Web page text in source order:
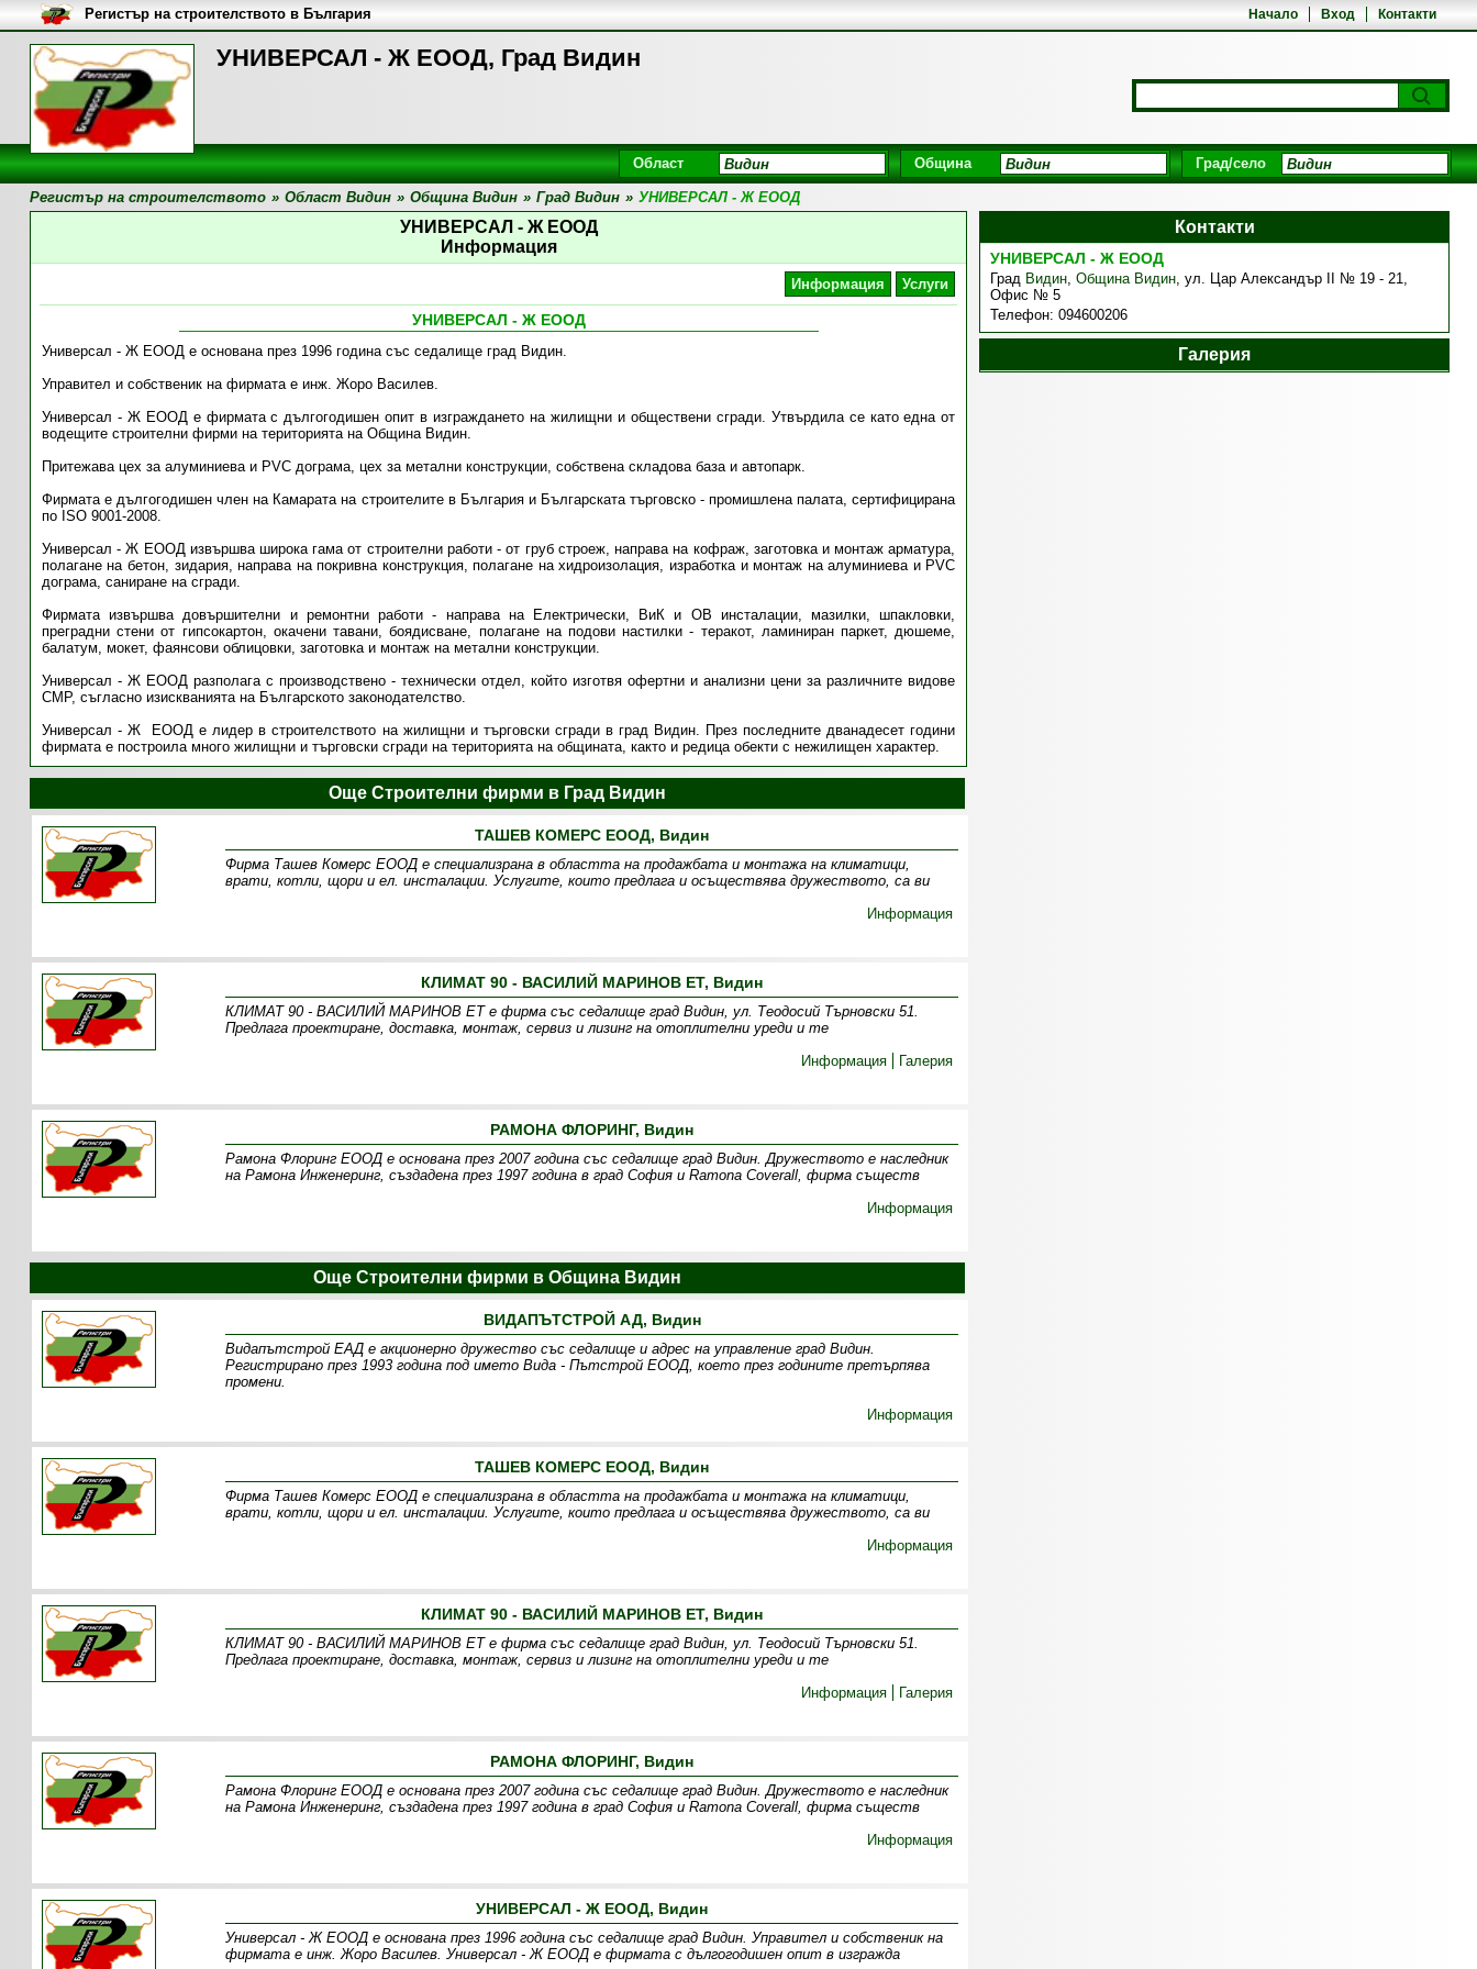
УНИВЕРСАЛ - Ж ЕООД, Град Видин
Начало Вход Контакти
Регистър на строителството в България
Област Община Град/село
Регистър на строителството » Област Видин » Община Видин » Град Видин » УНИВЕРСАЛ - Ж ЕООД
УНИВЕРСАЛ - Ж ЕООД
Информация
Информация Услуги
УНИВЕРСАЛ - Ж ЕООД
Универсал - Ж ЕООД е основана през 1996 година със седалище град Видин.
Управител и собственик на фирмата е инж. Жоро Василев.
Универсал - Ж ЕООД е фирмата с дългогодишен опит в изграждането на жилищни и обществени сгради. Утвърдила се като една от
водещите строителни фирми на територията на Община Видин.
Притежава цех за алуминиева и PVC дограма, цех за метални конструкции, собствена складова база и автопарк.
Фирмата е дългогодишен член на Камарата на строителите в България и Българската търговско - промишлена палата, сертифицирана
по ISO 9001-2008.
Универсал - Ж ЕООД извършва широка гама от строителни работи - от груб строеж, направа на кофраж, заготовка и монтаж арматура,
полагане на бетон, зидария, направа на покривна конструкция, полагане на хидроизолация, изработка и монтаж на алуминиева и PVC
дограма, саниране на сгради.
Фирмата извършва довършителни и ремонтни работи - направа на Електрически, ВиК и ОВ инсталации, мазилки, шпакловки,
преградни стени от гипсокартон, окачени тавани, боядисване, полагане на подови настилки - теракот, ламиниран паркет, дюшeме,
балатум, мокет, фаянсови облицовки, заготовка и монтаж на метални конструкции.
Универсал - Ж ЕООД разполага с производствено - технически отдел, който изготвя офертни и анализни цени за различните видове
СМР, съгласно изискванията на Българското законодателство.
Универсал - Ж ЕООД е лидер в строителството на жилищни и търговски сгради в град Видин. През последните дванадесет години
фирмата е построила много жилищни и търговски сгради на територията на общината, както и редица обекти с нежилищен характер.
Контакти
УНИВЕРСАЛ - Ж ЕООД
Град Видин, Община Видин, ул. Цар Александър II № 19 - 21,
Офис № 5
Телефон: 094600206
Галерия
Още Строителни фирми в Град Видин
ТАШЕВ КОМЕРС ЕООД, Видин
Фирма Ташев Комерс ЕООД е специализрана в областта на продажбата и монтажа на климатици,
врати, котли, щори и ел. инсталации. Услугите, които предлага и осъществява дружеството, са ви
Информация
КЛИМАТ 90 - ВАСИЛИЙ МАРИНОВ ЕТ, Видин
КЛИМАТ 90 - ВАСИЛИЙ МАРИНОВ ЕТ е фирма със седалище град Видин, ул. Теодосий Търновски 51.
Предлага проектиране, доставка, монтаж, сервиз и лизинг на отоплителни уреди и те
Информация
Галерия
РАМОНА ФЛОРИНГ, Видин
Рамона Флоринг ЕООД е основана през 2007 година със седалище град Видин. Дружеството е наследник
на Рамона Инженеринг, създадена през 1997 година в град София и Ramona Coverall, фирма съществ
Информация
Още Строителни фирми в Община Видин
ВИДАПЪТСТРОЙ АД, Видин
Видапътстрой EАД е акционерно дружество със седалище и адрес на управление град Видин.
Регистрирано през 1993 година под името Вида - Пътстрой ЕООД, което през годините претърпява
промени.
Информация
ТАШЕВ КОМЕРС ЕООД, Видин
Фирма Ташев Комерс ЕООД е специализрана в областта на продажбата и монтажа на климатици,
врати, котли, щори и ел. инсталации. Услугите, които предлага и осъществява дружеството, са ви
Информация
КЛИМАТ 90 - ВАСИЛИЙ МАРИНОВ ЕТ, Видин
КЛИМАТ 90 - ВАСИЛИЙ МАРИНОВ ЕТ е фирма със седалище град Видин, ул. Теодосий Търновски 51.
Предлага проектиране, доставка, монтаж, сервиз и лизинг на отоплителни уреди и те
Информация
Галерия
РАМОНА ФЛОРИНГ, Видин
Рамона Флоринг ЕООД е основана през 2007 година със седалище град Видин. Дружеството е наследник
на Рамона Инженеринг, създадена през 1997 година в град София и Ramona Coverall, фирма съществ
Информация
УНИВЕРСАЛ - Ж ЕООД, Видин
Универсал - Ж ЕООД е основана през 1996 година със седалище град Видин. Управител и собственик на
фирмата е инж. Жоро Василев. Универсал - Ж ЕООД е фирмата с дългогодишен опит в изгражда